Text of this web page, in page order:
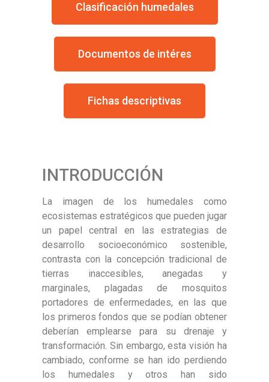
Clasificación humedales
Documentos de intéres
Fichas descriptivas
INTRODUCCIÓN
La imagen de los humedales como
ecosistemas estratégicos que pueden jugar
un papel central en las estrategias de
desarrollo socioeconómico sostenible,
contrasta con la concepción tradicional de
tierras inaccesibles, anegadas y
marginales, plagadas de mosquitos
portadores de enfermedades, en las que
los primeros fondos que se podían obtener
deberían emplearse para su drenaje y
transformación. Sin embargo, esta visión ha
cambiado, conforme se han ido perdiendo
los humedales y otros han sido